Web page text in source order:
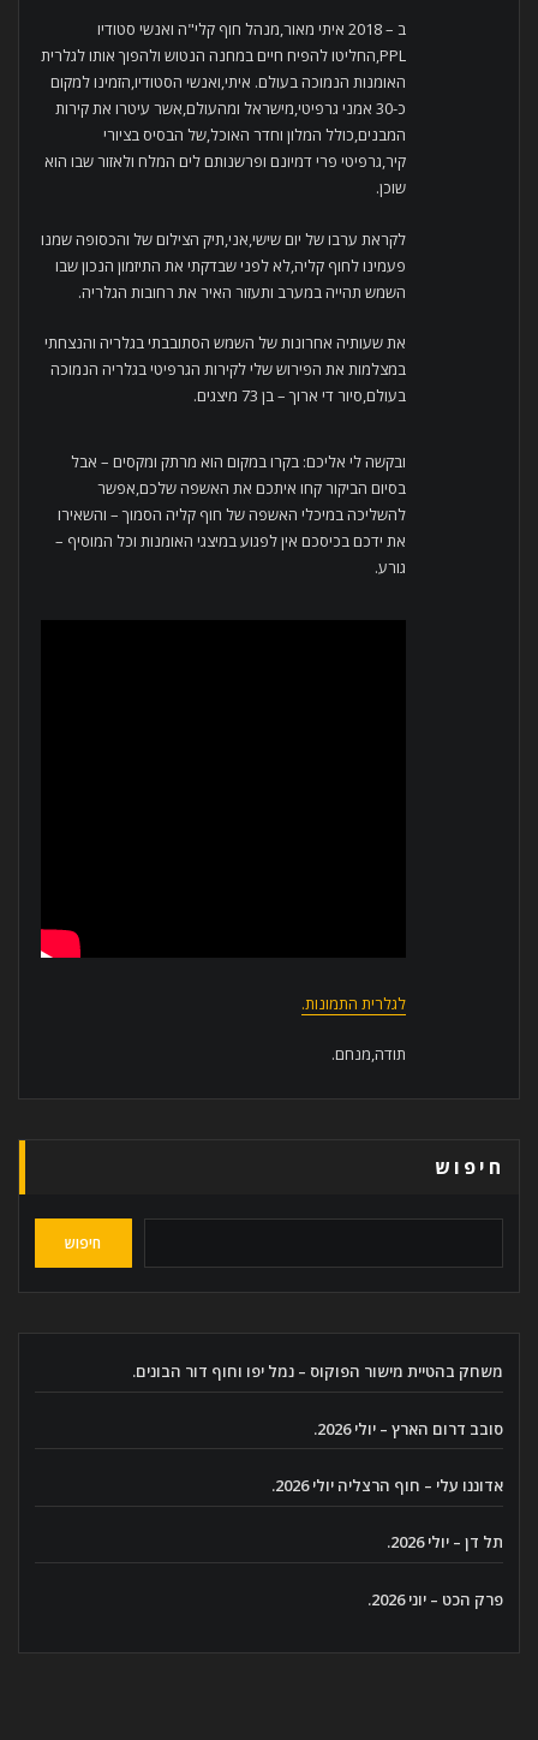
ב – 2018 איתי מאור,מנהל חוף קלי"ה ואנשי סטודיו
PPL,החליטו להפיח חיים במחנה הנטוש ולהפוך אותו לגלרית
האומנות הנמוכה בעולם. איתי,ואנשי הסטודיו,הזמינו למקום
כ-30 אמני גרפיטי,מישראל ומהעולם,אשר עיטרו את קירות
המבנים,כולל המלון וחדר האוכל,של הבסיס בציורי
קיר,גרפיטי פרי דמיונם ופרשנותם לים המלח ולאזור שבו הוא
שוכן.
לקראת ערבו של יום שישי,אני,תיק הצילום של והכסופה שמנו
פעמינו לחוף קליה,לא לפני שבדקתי את התיזמון הנכון שבו
השמש תהייה במערב ותעזור האיר את רחובות הגלריה.
את שעותיה אחרונות של השמש הסתובבתי בגלריה והנצחתי
במצלמות את הפירוש שלי לקירות הגרפיטי בגלריה הנמוכה
בעולם,סיור די ארוך – בן 73 מיצגים.
ובקשה לי אליכם: בקרו במקום הוא מרתק ומקסים – אבל
בסיום הביקור קחו איתכם את האשפה שלכם,אפשר
להשליכה במיכלי האשפה של חוף קליה הסמוך – והשאירו
את ידכם בכיסכם אין לפגוע במיצגי האומנות וכל המוסיף –
גורע.
לגלרית התמונות.
תודה,מנחם.
חיפוש
חיפוש
משחק בהטיית מישור הפוקוס – נמל יפו וחוף דור הבונים.
סובב דרום הארץ – יולי 2026.
אדוננו עלי – חוף הרצליה יולי 2026.
תל דן – יולי 2026.
פרק הכט – יוני 2026.